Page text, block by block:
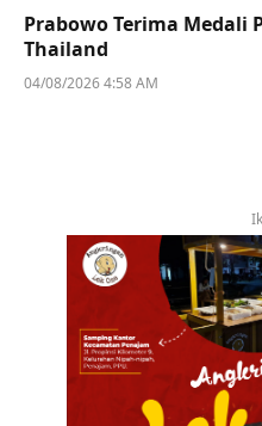
Prabowo Terima Medali
Thailand
04/08/2026 4:58 AM